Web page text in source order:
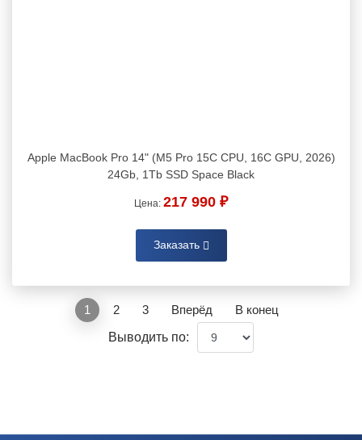
Apple MacBook Pro 14" (M5 Pro 15C CPU, 16C GPU, 2026)
24Gb, 1Tb SSD Space Black
Цена: 217 990 ₽
Заказать
1 2 3 Вперёд
В конец
Выводить по: